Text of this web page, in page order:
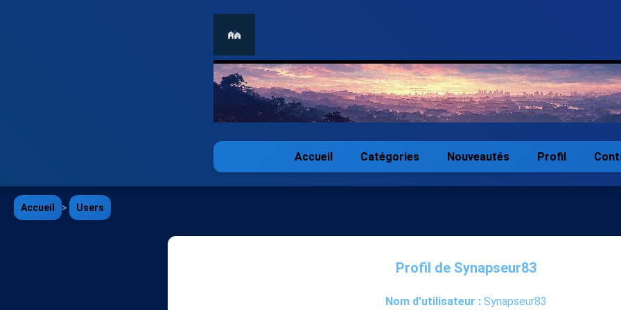
Accueil Catégories Nouveautés Profil
Accueil > Users
Profil de Synapseur83
Nom d'utilisateur :Synapseur83